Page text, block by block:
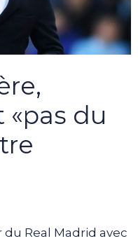
«pas du
Real Madrid avec